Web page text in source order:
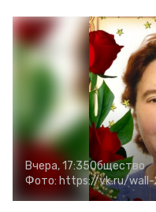
Вчера, 17:35Общество
Фото: https://vk.ru/